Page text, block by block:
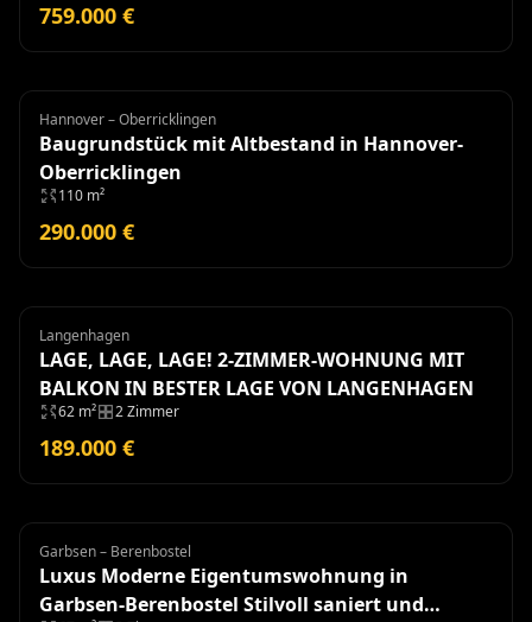
759.000 €
Grundstück
Hannover – Oberricklingen
Baugrundstück mit Altbestand in Hannover-
Oberricklingen
110 m²
290.000 €
Wohnung
Langenhagen
LAGE, LAGE, LAGE! 2-ZIMMER-WOHNUNG MIT
BALKON IN BESTER LAGE VON LANGENHAGEN
62 m² 2 Zimmer
189.000 €
Eigentumswohnung
Garbsen – Berenbostel
Luxus Moderne Eigentumswohnung in
Garbsen-Berenbostel Stilvoll saniert und